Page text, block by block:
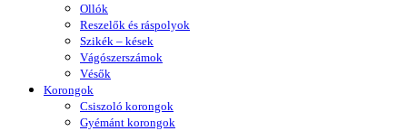
Ollók
Reszelők és ráspolyok
Szikék – kések
Vágószerszámok
Vésők
Korongok
Csiszoló korongok
Gyémánt korongok